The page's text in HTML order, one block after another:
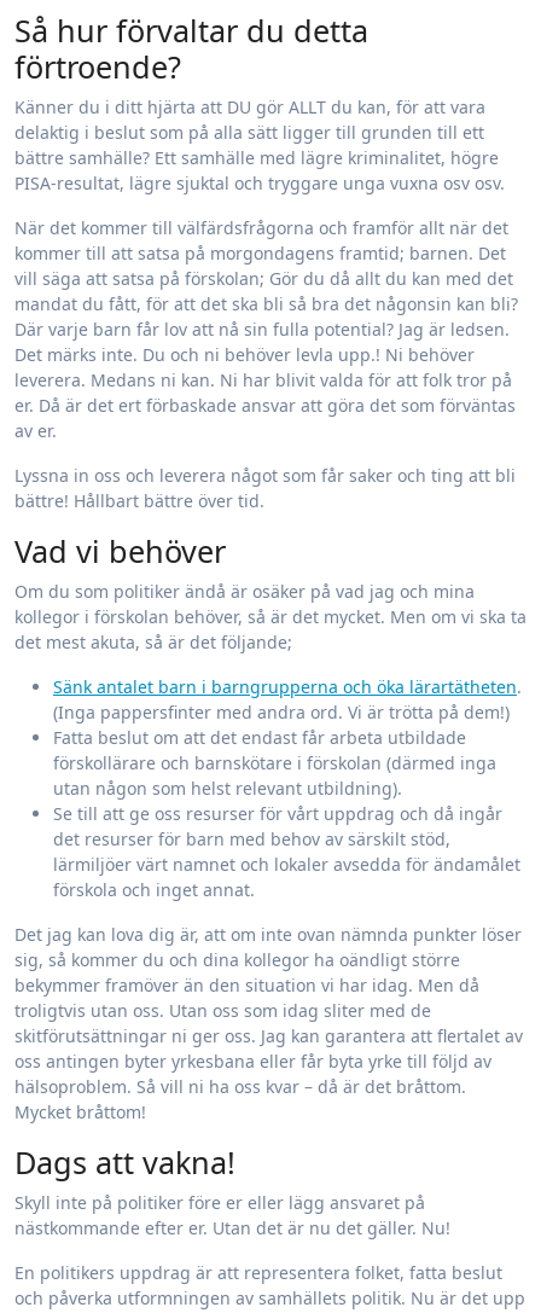
Så hur förvaltar du detta
förtroende?
Känner du i ditt hjärta att DU gör ALLT du kan, för att vara
delaktig i beslut som på alla sätt ligger till grunden till ett
bättre samhälle? Ett samhälle med lägre kriminalitet, högre
PISA-resultat, lägre sjuktal och tryggare unga vuxna osv osv.
När det kommer till välfärdsfrågorna och framför allt när det
kommer till att satsa på morgondagens framtid; barnen. Det
vill säga att satsa på förskolan; Gör du då allt du kan med det
mandat du fått, för att det ska bli så bra det någonsin kan bli?
Där varje barn får lov att nå sin fulla potential? Jag är ledsen.
Det märks inte. Du och ni behöver levla upp.! Ni behöver
leverera. Medans ni kan. Ni har blivit valda för att folk tror på
er. Då är det ert förbaskade ansvar att göra det som förväntas
av er.
Lyssna in oss och leverera något som får saker och ting att bli
bättre! Hållbart bättre över tid.
Vad vi behöver
Om du som politiker ändå är osäker på vad jag och mina
kollegor i förskolan behöver, så är det mycket. Men om vi ska ta
det mest akuta, så är det följande;
Sänk antalet barn i barngrupperna och öka lärartätheten.
(Inga pappersfinter med andra ord. Vi är trötta på dem!)
Fatta beslut om att det endast får arbeta utbildade
förskollärare och barnskötare i förskolan (därmed inga
utan någon som helst relevant utbildning).
Se till att ge oss resurser för vårt uppdrag och då ingår
det resurser för barn med behov av särskilt stöd,
lärmiljöer värt namnet och lokaler avsedda för ändamålet
förskola och inget annat.
Det jag kan lova dig är, att om inte ovan nämnda punkter löser
sig, så kommer du och dina kollegor ha oändligt större
bekymmer framöver än den situation vi har idag. Men då
troligtvis utan oss. Utan oss som idag sliter med de
skitförutsättningar ni ger oss. Jag kan garantera att flertalet av
oss antingen byter yrkesbana eller får byta yrke till följd av
hälsoproblem. Så vill ni ha oss kvar – då är det bråttom.
Mycket bråttom!
Dags att vakna!
Skyll inte på politiker före er eller lägg ansvaret på
nästkommande efter er. Utan det är nu det gäller. Nu!
En politikers uppdrag är att representera folket, fatta beslut
och påverka utformningen av samhällets politik. Nu är det upp